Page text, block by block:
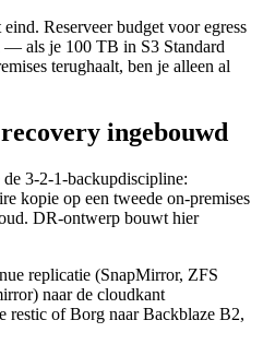
Reserveer budget voor egress
— als je 100 TB in S3 Standard
terughaalt, ben je alleen al
ingebouwd
3-2-1-backupdiscipline:
kopie op een tweede on-premises
DR-ontwerp bouwt hier
replicatie (SnapMirror, ZFS
naar de cloudkant
restic of Borg naar Backblaze B2,